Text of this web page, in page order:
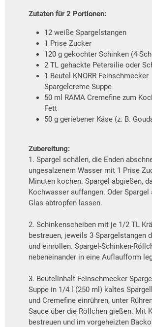
Zutaten für 2 Portionen:
12 weiße Spargelstangen
1 Prise Zucker
120 g gekochter Schinken (4
2 TL gehackte Petersilie oder
1 Beutel KNORR Feinschmecker
Spargelcreme Suppe
50 ml RAMA Cremefine zum
Fett
50 g geriebener Käse (z. B.
Zubereitung:
1. Spargel schälen, die Enden
ungesalzenem Wasser mit 1 Prise
Minuten kochen. Spargel abgießen,
Kochwasser auffangen. Oder Spargel
Glas abtropfen lassen.
2. Schinkenscheiben mit je 1/2 TL
bestreuen, jeweils 3 Spargelstangen
und einrollen. Spargel-Schinken-
nebeneinander in eine Auflaufform
3. Beutelinhalt Feinschmecker
Suppe in 1/4 l (250 ml) kaltes
und Cremefine einrühren, unter
Sauce über die Röllchen gießen. Mit
bestreuen und im vorgeheizten